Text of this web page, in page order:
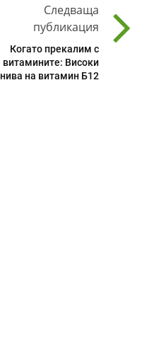
Следваща
публикация
Когато прекалим с
витамините: Високи
нива на витамин Б12